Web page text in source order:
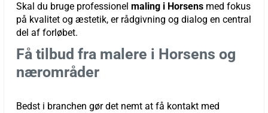
Skal du bruge professionel maling i Horsens med fokus
på kvalitet og æstetik, er rådgivning og dialog en central
del af forløbet.
Få tilbud fra malere i Horsens og
nærområder
Bedst i branchen gør det nemt at få kontakt med